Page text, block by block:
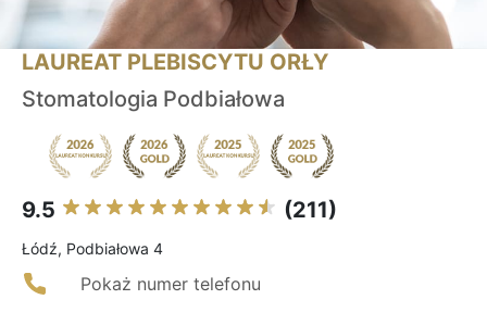
LAUREAT PLEBISCYTU ORŁY
Stomatologia Podbiałowa
9.5 (211)
Łódź, Podbiałowa 4
Pokaż numer telefonu